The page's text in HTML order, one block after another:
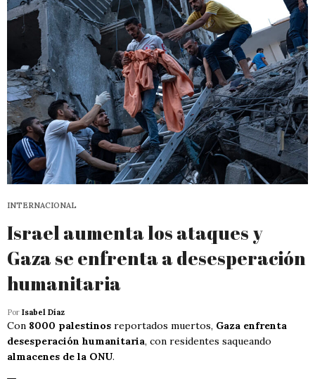
INTERNACIONAL
Israel aumenta los ataques y
Gaza se enfrenta a desesperación
humanitaria
Por Isabel Díaz
Con 8000 palestinos reportados muertos, Gaza enfrenta
desesperación humanitaria, con residentes saqueando
almacenes de la ONU.